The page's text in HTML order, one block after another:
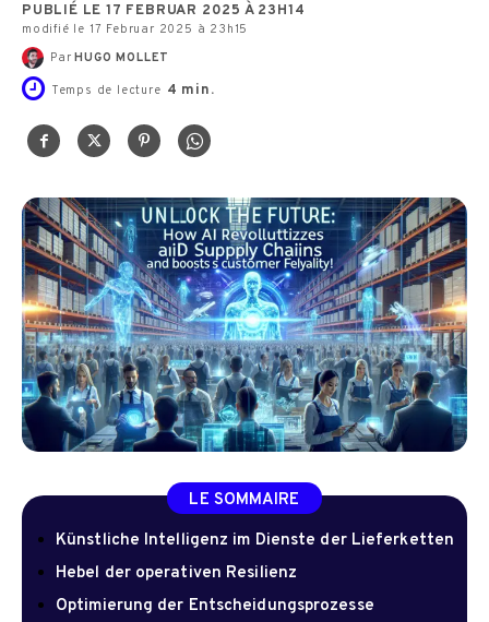
PUBLIÉ LE 17 FEBRUAR 2025 À 23H14
modifié le 17 Februar 2025 à 23h15
Par HUGO MOLLET
Temps de lecture 4 min.
LE SOMMAIRE
Künstliche Intelligenz im Dienste der Lieferketten
Hebel der operativen Resilienz
Optimierung der Entscheidungsprozesse